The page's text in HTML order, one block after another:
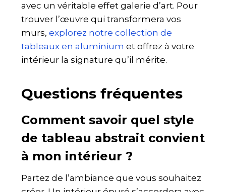
avec un véritable effet galerie d’art. Pour
trouver l’œuvre qui transformera vos
murs, explorez notre collection de
tableaux en aluminium et offrez à votre
intérieur la signature qu’il mérite.
Questions fréquentes
Comment savoir quel style
de tableau abstrait convient
à mon intérieur ?
Partez de l’ambiance que vous souhaitez